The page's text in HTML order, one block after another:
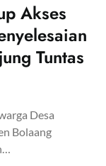
Akses
Tuntas
Desa
Bolaang